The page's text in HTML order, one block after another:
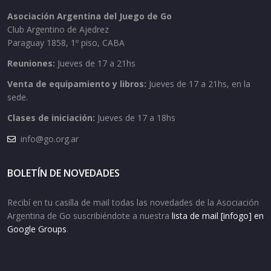
Asociación Argentina del Juego de Go
Club Argentino de Ajedrez
Paraguay 1858, 1º piso, CABA
Reuniones: Jueves de 17 a 21hs
Venta de equipamiento y libros: Jueves de 17 a 21hs, en la
sede.
Clases de iniciación: Jueves de 17 a 18hs
info@go.org.ar
BOLETÍN DE NOVEDADES
Recibí en tu casilla de mail todas las novedades de la Asociación
Argentina de Go suscribiéndote a nuestra lista de mail [infogo] en
Google Groups.